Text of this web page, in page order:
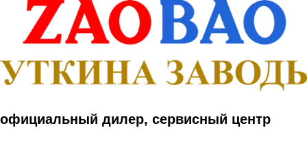
Перейти
содержимому
официальный дилер, сервисный центр